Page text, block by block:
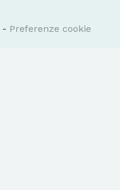
- Preferenze cookie